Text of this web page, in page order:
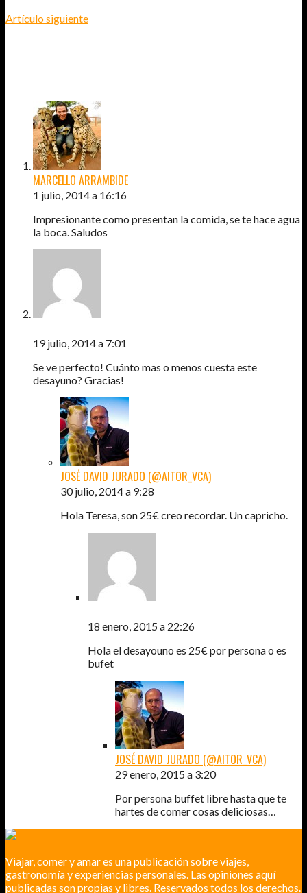
Artículo siguiente
MARCELLO ARRAMBIDE
1 julio, 2014 a 16:16
Impresionante como presentan la comida, se te hace agua
la boca. Saludos
19 julio, 2014 a 7:01
Se ve perfecto! Cuánto mas o menos cuesta este
desayuno? Gracias!
JOSÉ DAVID JURADO (@AITOR_VCA)
30 julio, 2014 a 9:28
Hola Teresa, son 25€ creo recordar. Un capricho.
18 enero, 2015 a 22:26
Hola el desayouno es 25€ por persona o es
bufet
JOSÉ DAVID JURADO (@AITOR_VCA)
29 enero, 2015 a 3:20
Por persona buffet libre hasta que te
hartes de comer cosas deliciosas…
Viajar, comer y amar es una publicación sobre viajes,
gastronomía y experiencias personales. Las opiniones aquí
publicadas son propias y libres. Reservados todos los derechos.